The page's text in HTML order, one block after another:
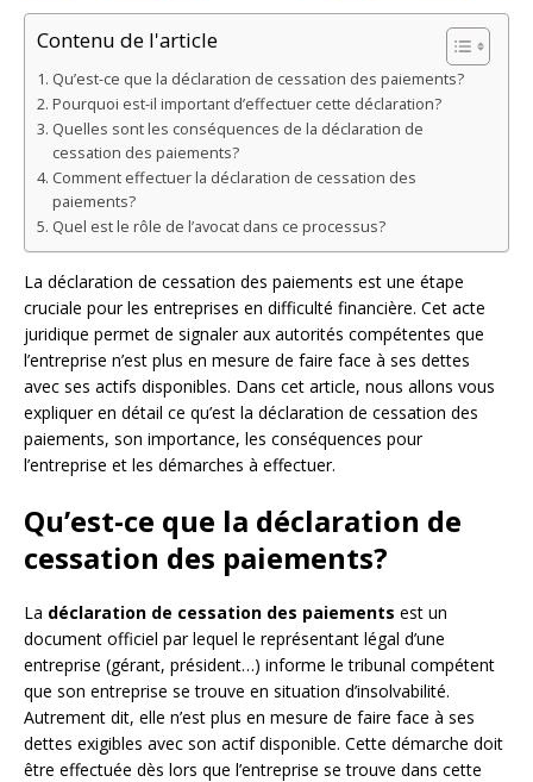
Contenu de l'article
Qu’est-ce que la déclaration de cessation des paiements?
Pourquoi est-il important d’effectuer cette déclaration?
Quelles sont les conséquences de la déclaration de
cessation des paiements?
Comment effectuer la déclaration de cessation des
paiements?
Quel est le rôle de l’avocat dans ce processus?
La déclaration de cessation des paiements est une étape
cruciale pour les entreprises en difficulté financière. Cet acte
juridique permet de signaler aux autorités compétentes que
l’entreprise n’est plus en mesure de faire face à ses dettes
avec ses actifs disponibles. Dans cet article, nous allons vous
expliquer en détail ce qu’est la déclaration de cessation des
paiements, son importance, les conséquences pour
l’entreprise et les démarches à effectuer.
Qu’est-ce que la déclaration de
cessation des paiements?
La déclaration de cessation des paiements est un
document officiel par lequel le représentant légal d’une
entreprise (gérant, président…) informe le tribunal compétent
que son entreprise se trouve en situation d’insolvabilité.
Autrement dit, elle n’est plus en mesure de faire face à ses
dettes exigibles avec son actif disponible. Cette démarche doit
être effectuée dès lors que l’entreprise se trouve dans cette